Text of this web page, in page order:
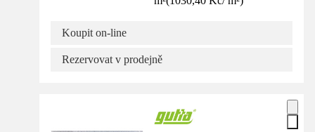
Koupit on-line
Rezervovat v prodejně